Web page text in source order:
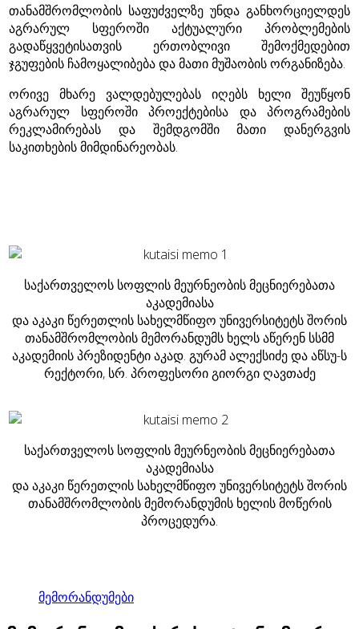
თანამშრომლობის საფუძველზე უნდა განხორციელდეს
აგრარულ სფეროში აქტუალური პრობლემების
გადაწყვეტისათვის ერთობლივი შემოქმედებით
ჯგუფების ჩამოყალიბება და მათი მუშაობის ორგანიზება.
ორივე მხარე ვალდებულებას იღებს ხელი შეუწყონ
აგრარულ სფეროში პროექტებისა და პროგრამების
რეკლამირებას და შემდგომში მათი დანერგვის
საკითხების მიმდინარეობას.
საქართველოს სოფლის მეურნეობის მეცნიერებათა
აკადემიასა
და აკაკი წერეთლის სახელმწიფო უნივერსიტეტს შორის
თანამშრომლობის მემორანდუმს ხელს აწერენ სსმმ
აკადემიის პრეზიდენტი აკად. გურამ ალექსიძე და აწსუ-ს
რექტორი, სრ. პროფესორი გიორგი ღავთაძე
საქართველოს სოფლის მეურნეობის მეცნიერებათა
აკადემიასა
და აკაკი წერეთლის სახელმწიფო უნივერსიტეტს შორის
თანამშრომლობის მემორანდუმის ხელის მოწერის
პროცედურა.
მემორანდუმები